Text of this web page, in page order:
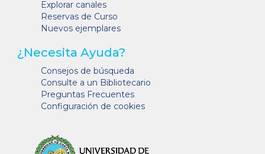
Explorar canales
Reservas de Curso
Nuevos ejemplares
¿Necesita Ayuda?
Consejos de búsqueda
Consulte a un Bibliotecario
Preguntas Frecuentes
Configuración de cookies